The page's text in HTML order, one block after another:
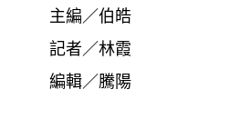
主編／伯皓
記者／林霞
編輯／騰陽